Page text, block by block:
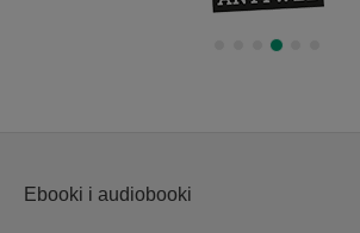
Ebooki i audiobooki